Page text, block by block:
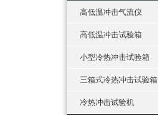
高低温冲击气流仪
高低温冲击试验箱
小型冷热冲击试验箱
三箱式冷热冲击试验箱
冷热冲击试验机